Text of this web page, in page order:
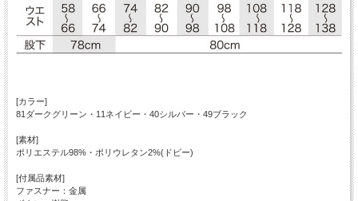
[カラー]
81ダークグリーン・11ネイビー・40シルバー・49ブラック
[素材]
ポリエステル98%・ポリウレタン2%(ドビー)
[付属品素材]
ファスナー：金属